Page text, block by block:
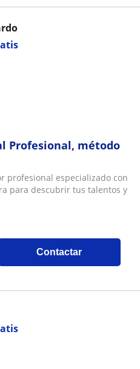
Profesional, método
profesional especializado con
para descubrir tus talentos y
Contactar